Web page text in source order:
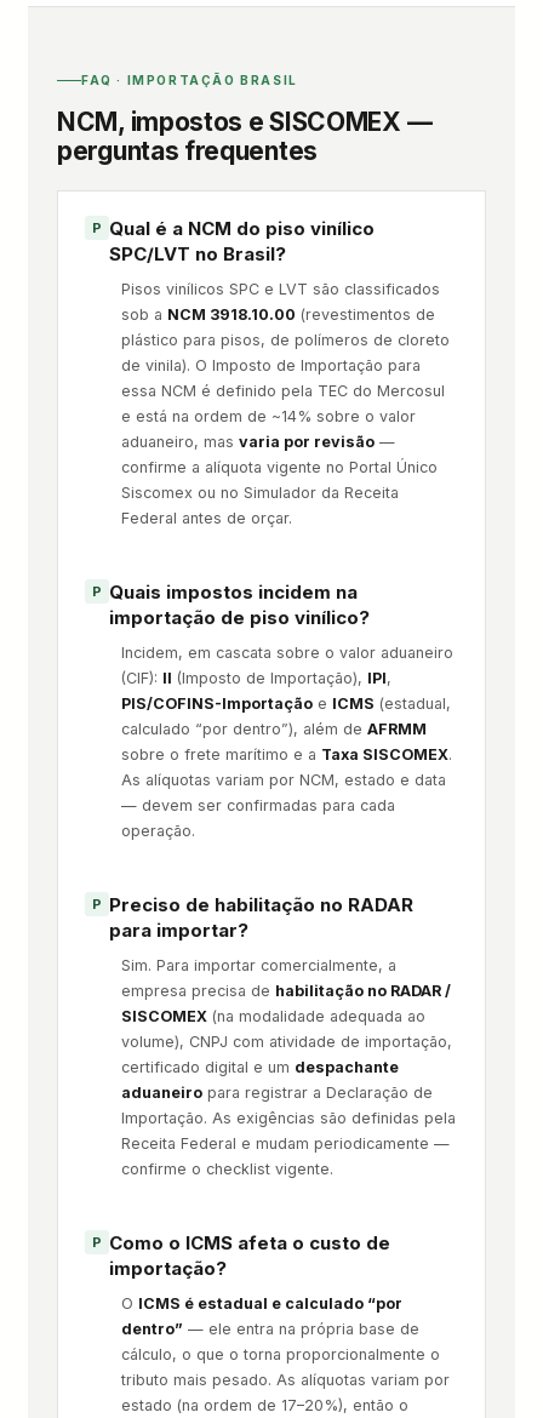
FAQ · IMPORTAÇÃO BRASIL
NCM, impostos e SISCOMEX —
perguntas frequentes
Qual é a NCM do piso vinílico
SPC/LVT no Brasil?
Pisos vinílicos SPC e LVT são classificados
sob a NCM 3918.10.00 (revestimentos de
plástico para pisos, de polímeros de cloreto
de vinila). O Imposto de Importação para
essa NCM é definido pela TEC do Mercosul
e está na ordem de ~14% sobre o valor
aduaneiro, mas varia por revisão —
confirme a alíquota vigente no Portal Único
Siscomex ou no Simulador da Receita
Federal antes de orçar.
Quais impostos incidem na
importação de piso vinílico?
Incidem, em cascata sobre o valor aduaneiro
(CIF): II (Imposto de Importação), IPI,
PIS/COFINS-Importação e ICMS (estadual,
calculado “por dentro”), além de AFRMM
sobre o frete marítimo e a Taxa SISCOMEX.
As alíquotas variam por NCM, estado e data
— devem ser confirmadas para cada
operação.
Preciso de habilitação no RADAR
para importar?
Sim. Para importar comercialmente, a
empresa precisa de habilitação no RADAR /
SISCOMEX (na modalidade adequada ao
volume), CNPJ com atividade de importação,
certificado digital e um despachante
aduaneiro para registrar a Declaração de
Importação. As exigências são definidas pela
Receita Federal e mudam periodicamente —
confirme o checklist vigente.
Como o ICMS afeta o custo de
importação?
O ICMS é estadual e calculado “por
dentro” — ele entra na própria base de
cálculo, o que o torna proporcionalmente o
tributo mais pesado. As alíquotas variam por
estado (na ordem de 17–20%), então o